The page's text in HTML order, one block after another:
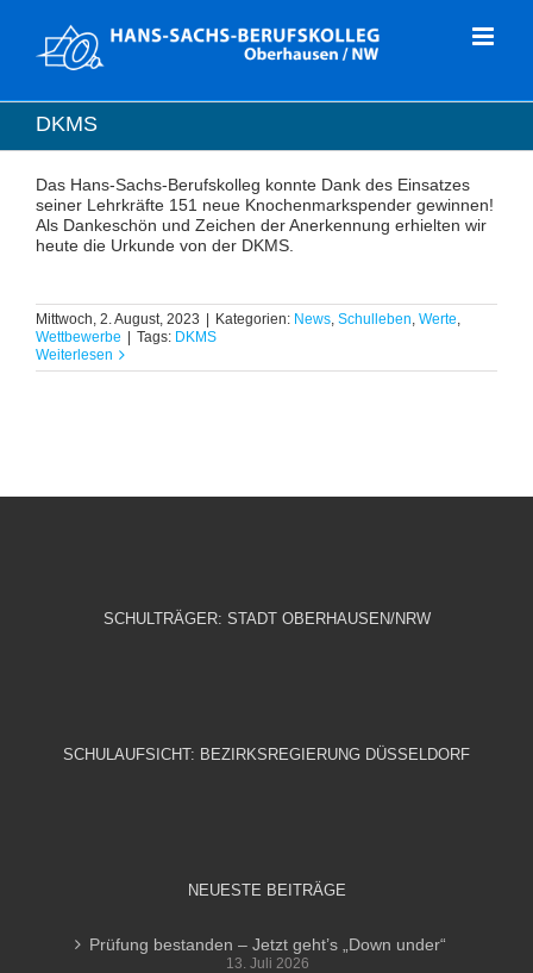
springen
DKMS
Das Hans-Sachs-Berufskolleg konnte Dank des Einsatzes
seiner Lehrkräfte 151 neue Knochenmarkspender gewinnen!
Als Dankeschön und Zeichen der Anerkennung erhielten wir
heute die Urkunde von der DKMS.
Mittwoch, 2. August, 2023 | Kategorien: News Schulleben Werte
Wettbewerbe | Tags: DKMS
Weiterlesen
SCHULTRÄGER: STADT OBERHAUSEN/NRW
SCHULAUFSICHT: BEZIRKSREGIERUNG DÜSSELDORF
NEUESTE BEITRÄGE
Prüfung bestanden – Jetzt geht’s „Down under“
13. Juli 2026